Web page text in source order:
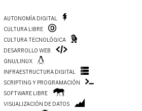
AUTONOMÍA DIGITAL
CULTURA LIBRE
CULTURA TECNOLÓGICA
DESARROLLO WEB
GNU/LINUX
INFRAESTRUCTURA DIGITAL
SCRIPTING Y PROGRAMACIÓN
SOFTWARE LIBRE
VISUALIZACIÓN DE DATOS